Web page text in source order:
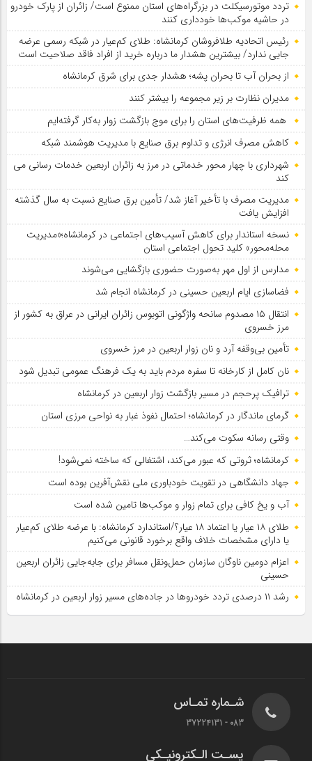
تردد موتورسیکلت در بزرگراه‌های استان ممنوع است/ زائران از پارک خودرو
در حاشیه موکب‌ها خودداری کنند
رئیس اتحادیه طلافروشان کرمانشاه: طلای کم‌عیار در شبکه رسمی عرضه
جایی ندارد/ بیشترین هشدار ما درباره خرید از افراد فاقد صلاحیت است
از بحران آب تا بحران پشه؛ هشدار جدی برای شرق کرمانشاه
مدیران نظارت بر زیر مجموعه را بیشتر کنند
همه ظرفیت‌های استان را برای موج بازگشت زوار به‌کار گرفته‌ایم
کاهش مصرف انرژی و تداوم برق صنایع با مدیریت هوشمند شبکه
شهرداری با چهار محور خدماتی در مرز به زائران اربعین خدمات رسانی می
کند
مدیریت مصرف با تأخیر آغاز شد/ تأمین برق صنایع نسبت به سال گذشته
افزایش یافت
نسخه استاندار برای کاهش آسیب‌های اجتماعی در کرمانشاه؛«مدیریت
محله‌محور» کلید تحول اجتماعی استان
مدارس از اول مهر به‌صورت حضوری بازگشایی می‌شوند
فضاسازی ایام اربعین حسینی در کرمانشاه انجام شد
انتقال ۱۵ مصدوم سانحه واژگونی اتوبوس زائران ایرانی در عراق به کشور از
مرز خسروی
تأمین بی‌وقفه آرد و نان زوار اربعین در مرز خسروی
نان کامل از کارخانه تا سفره مردم باید به یک فرهنگ عمومی تبدیل شود
ترافیک پرحجم در مسیر بازگشت زوار اربعین در کرمانشاه
گرمای ماندگار در کرمانشاه؛ احتمال نفوذ غبار به نواحی مرزی استان
وقتی رسانه سکوت می‌کند…
کرمانشاه؛ ثروتی که عبور می‌کند، اشتغالی که ساخته نمی‌شود!
جهاد دانشگاهی در تقویت خودباوری ملی نقش‌آفرین بوده است
آب و یخ کافی برای تمام زوار و موکب‌ها تامین شده است
طلای ۱۸ عیار یا اعتماد ۱۸ عیار؟/استاندارد کرمانشاه: با عرضه طلای کم‌عیار
یا دارای مشخصات خلاف واقع برخورد قانونی می‌کنیم
اعزام دومین ناوگان سازمان حمل‌ونقل مسافر برای جابه‌جایی زائران اربعین
حسینی
رشد ۱۱ درصدی تردد خودروها در جاده‌های مسیر زوار اربعین در کرمانشاه
شـماره تمـاس
083 - 37224131
پسـت الـکترونیـکی